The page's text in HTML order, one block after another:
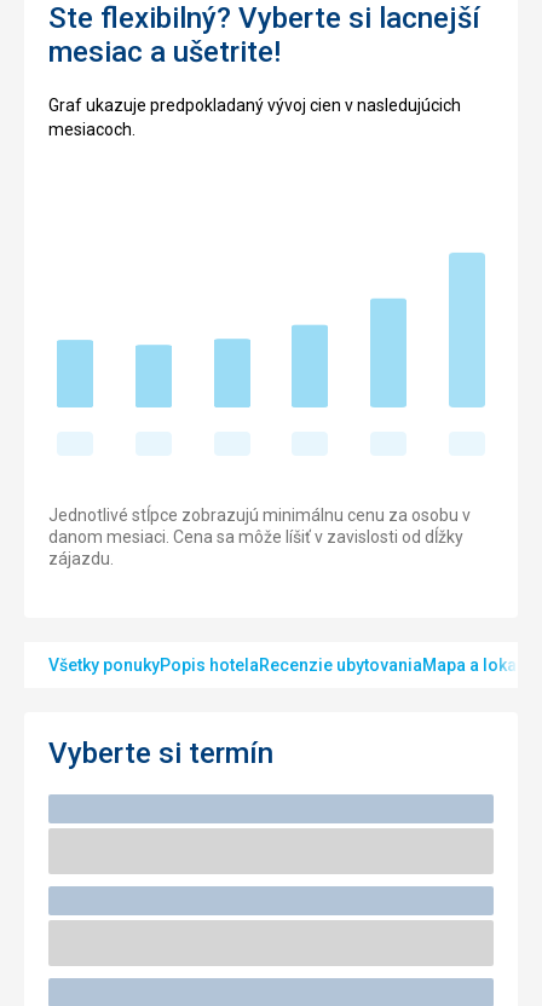
Ste flexibilný? Vyberte si lacnejší
mesiac a ušetrite!
Graf ukazuje predpokladaný vývoj cien v nasledujúcich
mesiacoch.
Jednotlivé stĺpce zobrazujú minimálnu cenu za osobu v
danom mesiaci. Cena sa môže líšiť v zavislosti od dĺžky
zájazdu.
Všetky ponukyPopis hotelaRecenzie ubytovaniaMapa a lokalita
Vyberte si termín